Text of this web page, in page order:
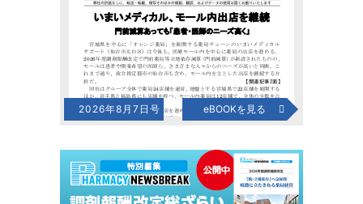
2026年8月7日号 eBOOKを見る